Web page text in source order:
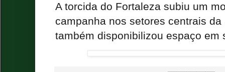
A torcida do Fortaleza subiu um
campanha nos setores centrais
também disponibilizou espaço em